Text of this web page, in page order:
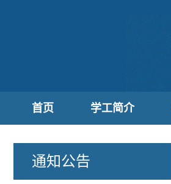
首页 学工简介
通知公告